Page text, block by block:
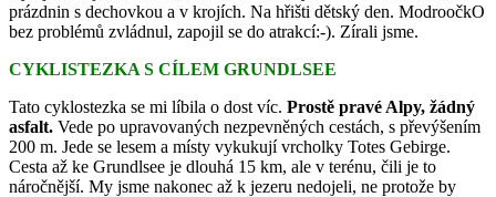
prázdnin s dechovkou a v krojích. Na hřišti dětský den. ModroočkO
bez problémů zvládnul, zapojil se do atrakcí:-). Zírali jsme.
CYKLISTEZKA S CÍLEM GRUNDLSEE
Tato cyklostezka se mi líbila o dost víc. Prostě pravé Alpy, žádný
asfalt. Vede po upravovaných nezpevněných cestách, s převýšením
200 m. Jede se lesem a místy vykukují vrcholky Totes Gebirge.
Cesta až ke Grundlsee je dlouhá 15 km, ale v terénu, čili je to
náročnější. My jsme nakonec až k jezeru nedojeli, ne protože by